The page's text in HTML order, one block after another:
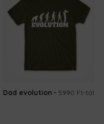
Dad evolution 5990 Ft-tól